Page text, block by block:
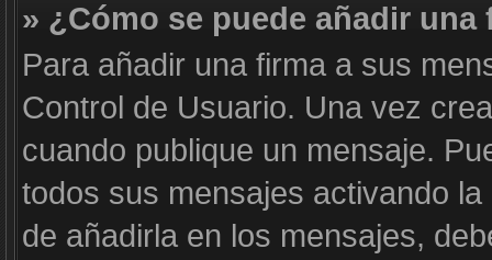
» ¿Cómo se puede añadir una
Para añadir una firma a sus
Control de Usuario. Una vez
cuando publique un mensaje.
todos sus mensajes activando
de añadirla en los mensajes,